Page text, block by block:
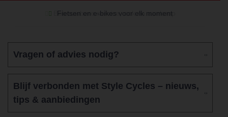
Fietsen en e-bikes voor elk moment
Betrouwbare service, ook na aankoop
Vragen of advies nodig?
Blijf verbonden met Style Cycles – nieuws,
tips & aanbiedingen